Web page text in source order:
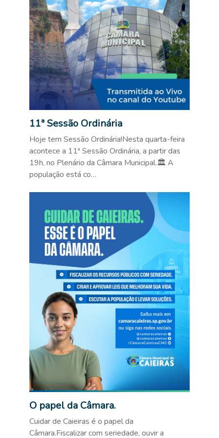
11ª Sessão Ordinária
Hoje tem Sessão Ordinária!Nesta quarta-feira
acontece a 11ª Sessão Ordinária, a partir das
19h, no Plenário da Câmara Municipal.🏛️ A
população está co…
O papel da Câmara.
Cuidar de Caieiras é o papel da
Câmara.Fiscalizar com seriedade, ouvir a